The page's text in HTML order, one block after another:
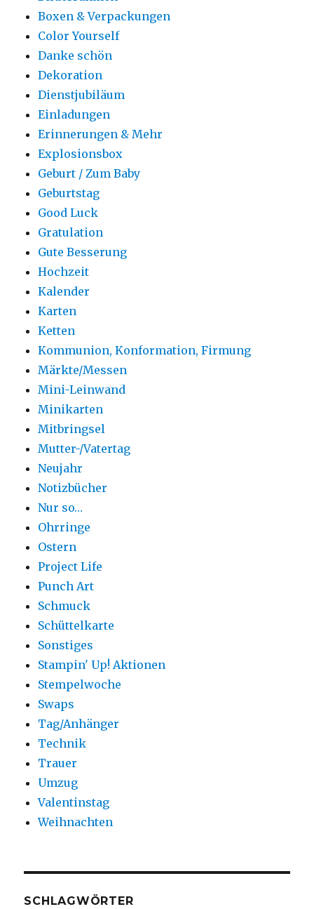
Boxen & Verpackungen
Color Yourself
Danke schön
Dekoration
Dienstjubiläum
Einladungen
Erinnerungen & Mehr
Explosionsbox
Geburt / Zum Baby
Geburtstag
Good Luck
Gratulation
Gute Besserung
Hochzeit
Kalender
Karten
Ketten
Kommunion, Konformation, Firmung
Märkte/Messen
Mini-Leinwand
Minikarten
Mitbringsel
Mutter-/Vatertag
Neujahr
Notizbücher
Nur so…
Ohrringe
Ostern
Project Life
Punch Art
Schmuck
Schüttelkarte
Sonstiges
Stampin' Up! Aktionen
Stempelwoche
Swaps
Tag/Anhänger
Technik
Trauer
Umzug
Valentinstag
Weihnachten
SCHLAGWÖRTER